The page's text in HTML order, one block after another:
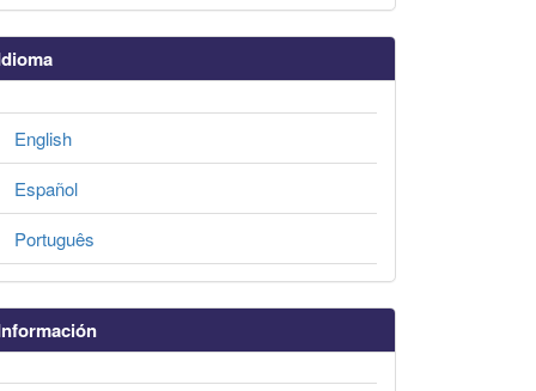
English
Español
Português